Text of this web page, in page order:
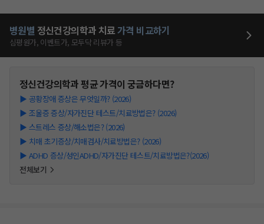
병원별 정신건강의학과 치료가격 비교하기
심평원가, 이벤트가, 모두닥 리뷰가 등
정신건강의학과평균 가격이 궁금하다면?
▶ 공황장애 증상은 무엇일까? (2026)
▶ 조울증 증상/자가진단 테스트/치료방법은? (2026)
▶ 스트레스 증상/해소법은? (2026)
▶ 치매 초기증상/치매검사/치료방법은? (2026)
▶ ADHD 증상/성인ADHD/자가진단 테스트/치료방법은?(2026)
전체보기